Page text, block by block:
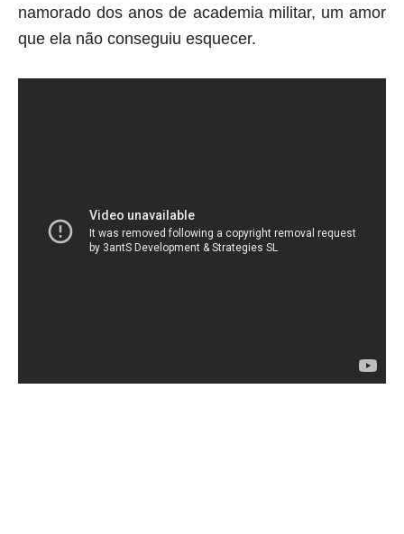
namorado dos anos de academia militar, um amor
que ela não conseguiu esquecer.